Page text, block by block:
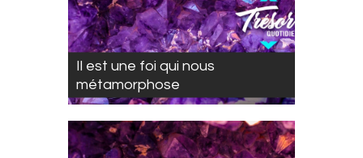
Il est une foi qui nous
métamorphose